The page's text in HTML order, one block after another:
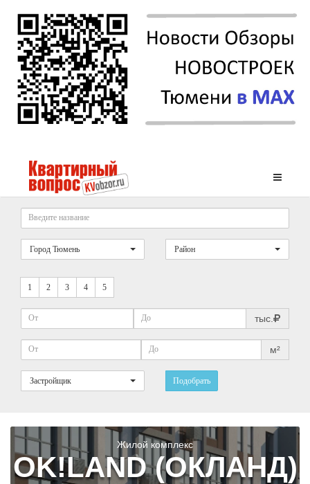
Город Тюмень Район
1 2 3 4 5
тыс.
м²
Застройщик Подобрать
Жилой комплекс
OK!LAND (ОКЛАНД)